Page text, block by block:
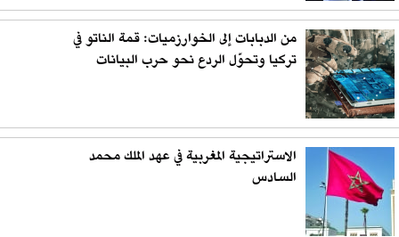
من الدبابات إلى الخوارزميات: قمة الناتو في
تركيا وتحوّل الردع نحو حرب البيانات
الاستراتيجية المغربية في عهد الملك محمد
السادس